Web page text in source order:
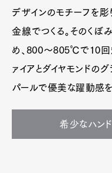
デザインのモチーフを
金線でつくる。そのく
め、800〜805℃で10回
ァイアとダイヤモンドの
パールで優美な躍動感を
希少なハン